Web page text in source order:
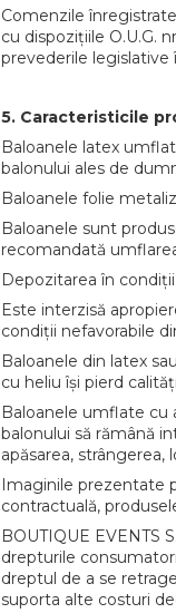
Comenzile
cu dispozițiile O.U.G.
prevederile
5. Caracteristicile
Baloanele latex
balonului ales de
Baloanele folie
Baloanele sunt
recomandată
Depozitarea în
Este interzisă
condiții nefavorabile
Baloanele din latex
cu heliu își pierd
Baloanele umflate cu
balonului să rămână
apăsarea, strângerea,
Imaginile prezentate
contractuală,
BOUTIQUE EVENTS
drepturile
dreptul de a se
suporta alte costuri